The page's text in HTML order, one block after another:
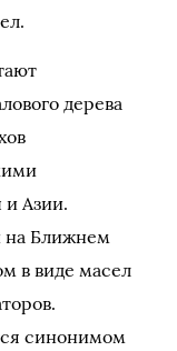
дерева
Азии.
на Ближнем
в виде масел
синонимом